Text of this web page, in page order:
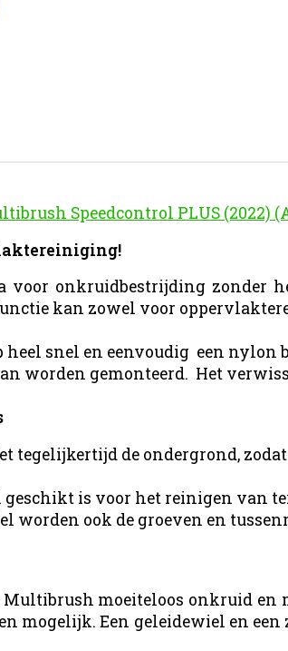
Speedcontrol PLUS (2022)
onkruidbestrijding zonder
kan zowel voor
snel en eenvoudig een
worden gemonteerd. Het
tegelijkertijd de ondergrond,
geschikt is voor het reinigen van
worden ook de groeven en
moeiteloos onkruid en
mogelijk. Een geleidewiel en